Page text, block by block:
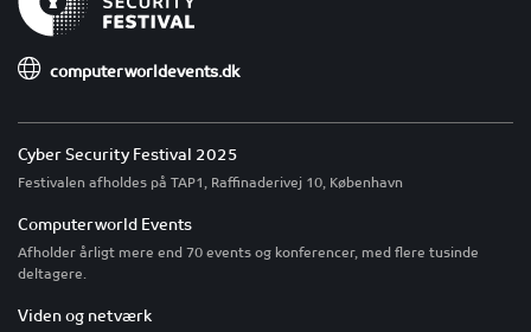
computerworldevents.dk
Cyber Security Festival 2025
Festivalen afholdes på TAP1, Raffinaderivej 10, København
Computerworld Events
Afholder årligt mere end 70 events og konferencer, med flere tusinde
deltagere.
Viden og netværk